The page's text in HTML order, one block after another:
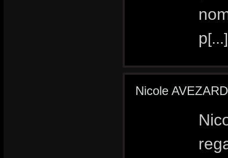
p[...]
Nicole AVEZARD